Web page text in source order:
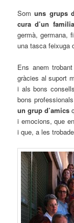
Somuns grups
cura d’un
germà, germana,
una tasca feixuga
Ens anem
gràcies al suport
i als bons
bons
un grup d’amics
i emocions, que
i que, a les